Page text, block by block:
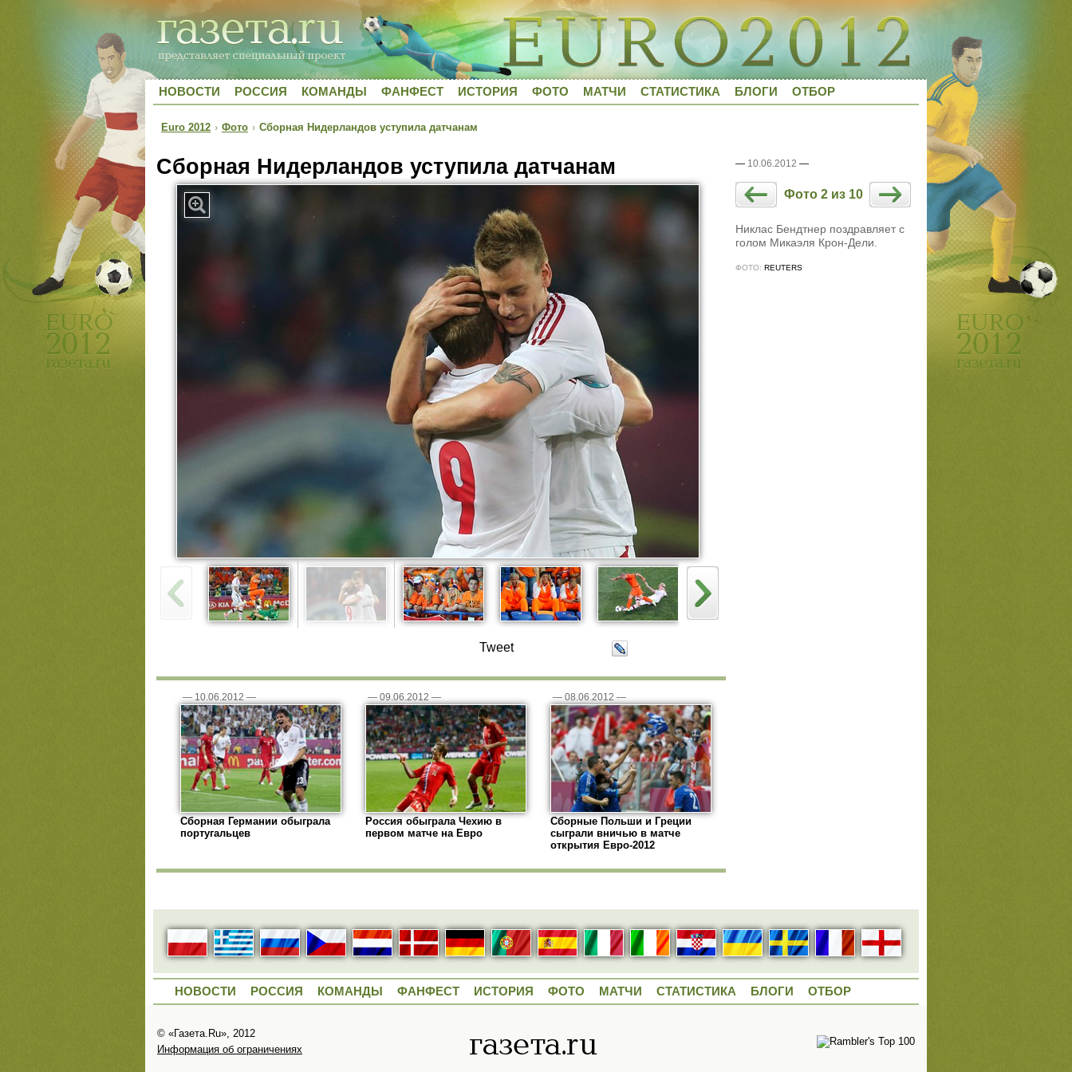
НОВОСТИ РОССИЯ КОМАНДЫ ФАНФЕСТ ИСТОРИЯ ФОТО МАТЧИ СТАТИСТИКА БЛОГИ ОТБОР
Euro 2012 › Фото › Сборная Нидерландов уступила датчанам
Сборная Нидерландов уступила датчанам
Tweet
— 10.06.2012 —
Фото 2 из 10
Никлас Бендтнер поздравляет с
голом Микаэля Крон-Дели.
ФОТО: REUTERS
— 10.06.2012 —
Сборная Германии обыграла
португальцев
— 09.06.2012 —
Россия обыграла Чехию в
первом матче на Евро
— 08.06.2012 —
Сборные Польши и Греции
сыграли вничью в матче
открытия Евро-2012
НОВОСТИ РОССИЯ КОМАНДЫ ФАНФЕСТ ИСТОРИЯ ФОТО МАТЧИ СТАТИСТИКА БЛОГИ ОТБОР
© «Газета.Ru», 2012
Информация об ограничениях